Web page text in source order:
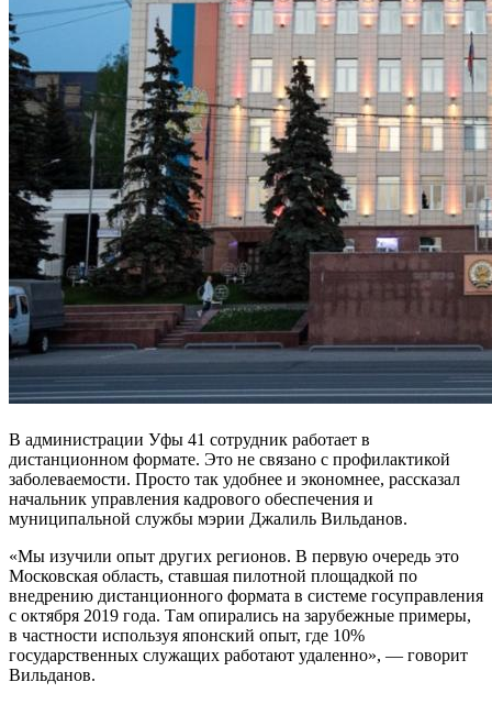
В администрации Уфы 41 сотрудник работает в
дистанционном формате. Это не связано с профилактикой
заболеваемости. Просто так удобнее и экономнее, рассказал
начальник управления кадрового обеспечения и
муниципальной службы мэрии Джалиль Вильданов.
«Мы изучили опыт других регионов. В первую очередь это
Московская область, ставшая пилотной площадкой по
внедрению дистанционного формата в системе госуправления
с октября 2019 года. Там опирались на зарубежные примеры,
в частности используя японский опыт, где 10%
государственных служащих работают удаленно», — говорит
Вильданов.